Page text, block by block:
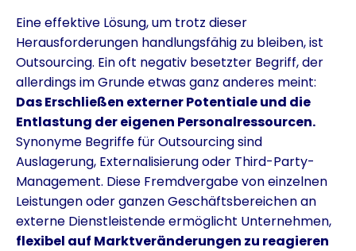
Eine effektive Lösung, um trotz dieser
Herausforderungen handlungsfähig zu bleiben, ist
Outsourcing. Ein oft negativ besetzter Begriff, der
allerdings im Grunde etwas ganz anderes meint:
Das Erschließen externer Potentiale und die
Entlastung der eigenen Personalressourcen.
Synonyme Begriffe für Outsourcing sind
Auslagerung, Externalisierung oder Third-Party-
Management. Diese Fremdvergabe von einzelnen
Leistungen oder ganzen Geschäftsbereichen an
externe Dienstleistende ermöglicht Unternehmen,
flexibel auf Marktveränderungen zu reagieren